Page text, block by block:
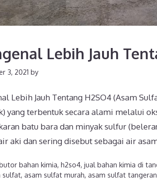
Lebih Jauh
3, 2021 by
Lebih Jauh Tentang H2SO4 (Asam
yang terbentuk secara alami melalui
batu bara dan minyak sulfur
aki dan sering disebut sebagai air
bahan kimia,h2so4,jual bahan kimia di
sulfat,asam sulfat murah,asam sulfat